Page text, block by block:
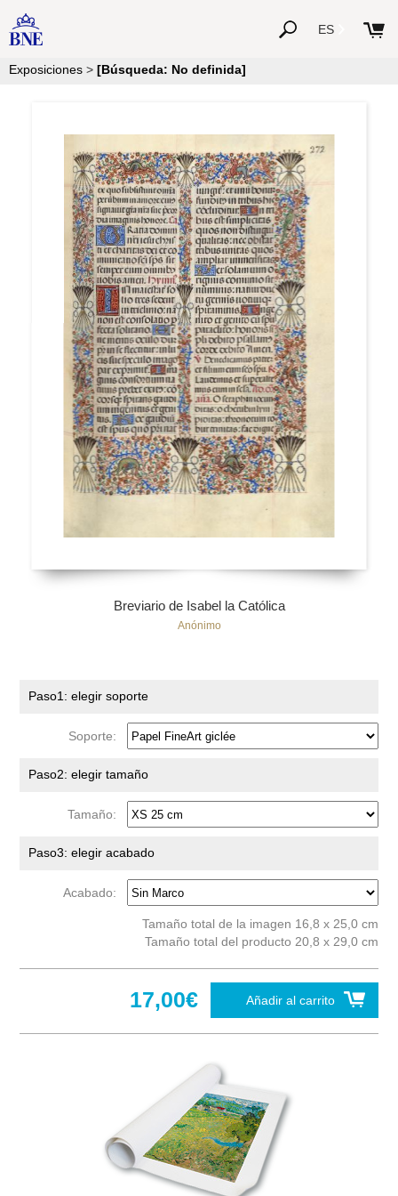
ES
Exposiciones > [Búsqueda: No definida]
Breviario de Isabel la Católica
Anónimo
Paso1: elegir soporte
Soporte:
Paso2: elegir tamaño
Tamaño:
Paso3: elegir acabado
Acabado:
Tamaño total de la imagen 16,8 x 25,0 cm
Tamaño total del producto 20,8 x 29,0 cm
Añadir al carrito
17,00€